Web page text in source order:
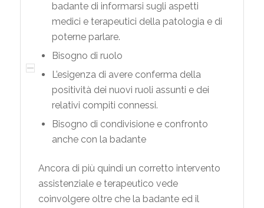
badante di informarsi sugli aspetti
medici e terapeutici della patologia e di
poterne parlare.
Bisogno di ruolo
L’esigenza di avere conferma della
positività dei nuovi ruoli assunti e dei
relativi compiti connessi.
Bisogno di condivisione e confronto
anche con la badante
Ancora di più quindi un corretto intervento
assistenziale e terapeutico vede
coinvolgere oltre che la badante ed il